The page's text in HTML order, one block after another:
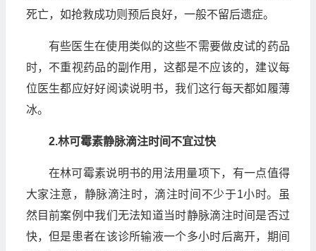
死亡，如抢救成功则预后良好，一般不留后遗症。
有些医生在使用类似的这些不需要做皮试的药品
时，不重视药品的副作用，这都是不应该的，建议每
位医生都应好好阅读说明书，我们这行每天都如履薄
冰。
2.林可霉素静脉滴注时间不宜过快
在林可霉素说明书的用法用量项下，有一点值得
大家注意，静脉滴注时，滴注时间不少于1小时。虽
然目前案例中我们无法知道当时静脉滴注时间是否过
快，但是患者在该诊所输液一个多小时后离开，期间